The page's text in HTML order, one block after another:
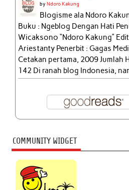
byNdoro Kakung
Blogisme ala Ndoro
Buku : Ngeblog Dengan Hati
Wicaksono “Ndoro Kakung”
Ariestanty Penerbit : Gagas
Cetakan pertama, 2009 Jumlah
142 Di ranah blog Indonesia,
COMMUNITY WIDGET